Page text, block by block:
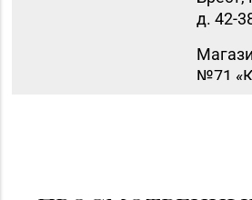
д. 42-
№71